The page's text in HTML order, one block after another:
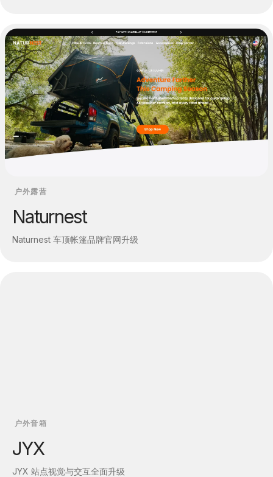
户外露营
Naturnest
Naturnest 车顶帐篷品牌官网升级
户外音箱
JYX
JYX 站点视觉与交互全面升级